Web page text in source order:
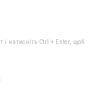
і натисніть Ctrl + Enter, щоб